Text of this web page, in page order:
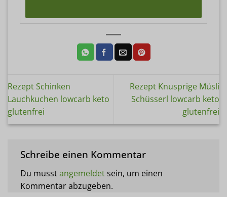
Rezept Schinken
Lauchkuchen lowcarb keto
glutenfrei
Rezept Knusprige Müsli
Schüsserl lowcarb keto
glutenfrei
Schreibe einen Kommentar
Du musstangemeldetsein, um einen
Kommentar abzugeben.